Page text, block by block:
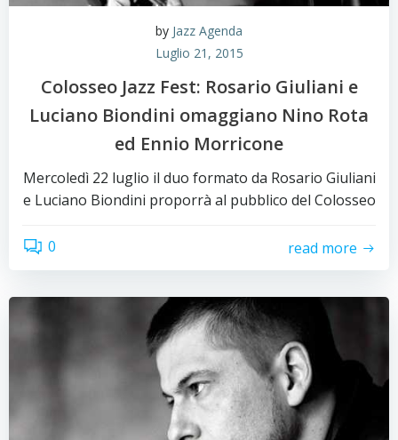
by Jazz Agenda
Luglio 21, 2015
Colosseo Jazz Fest: Rosario Giuliani e
Luciano Biondini omaggiano Nino Rota
ed Ennio Morricone
Mercoledì 22 luglio il duo formato da Rosario Giuliani
e Luciano Biondini proporrà al pubblico del Colosseo
0 read more